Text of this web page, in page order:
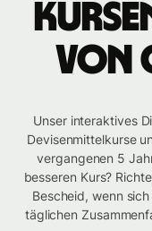
von
Unser interaktives
Devisenmittelkurse
vergangenen 5
besseren Kurs?
Bescheid, wenn
täglichen